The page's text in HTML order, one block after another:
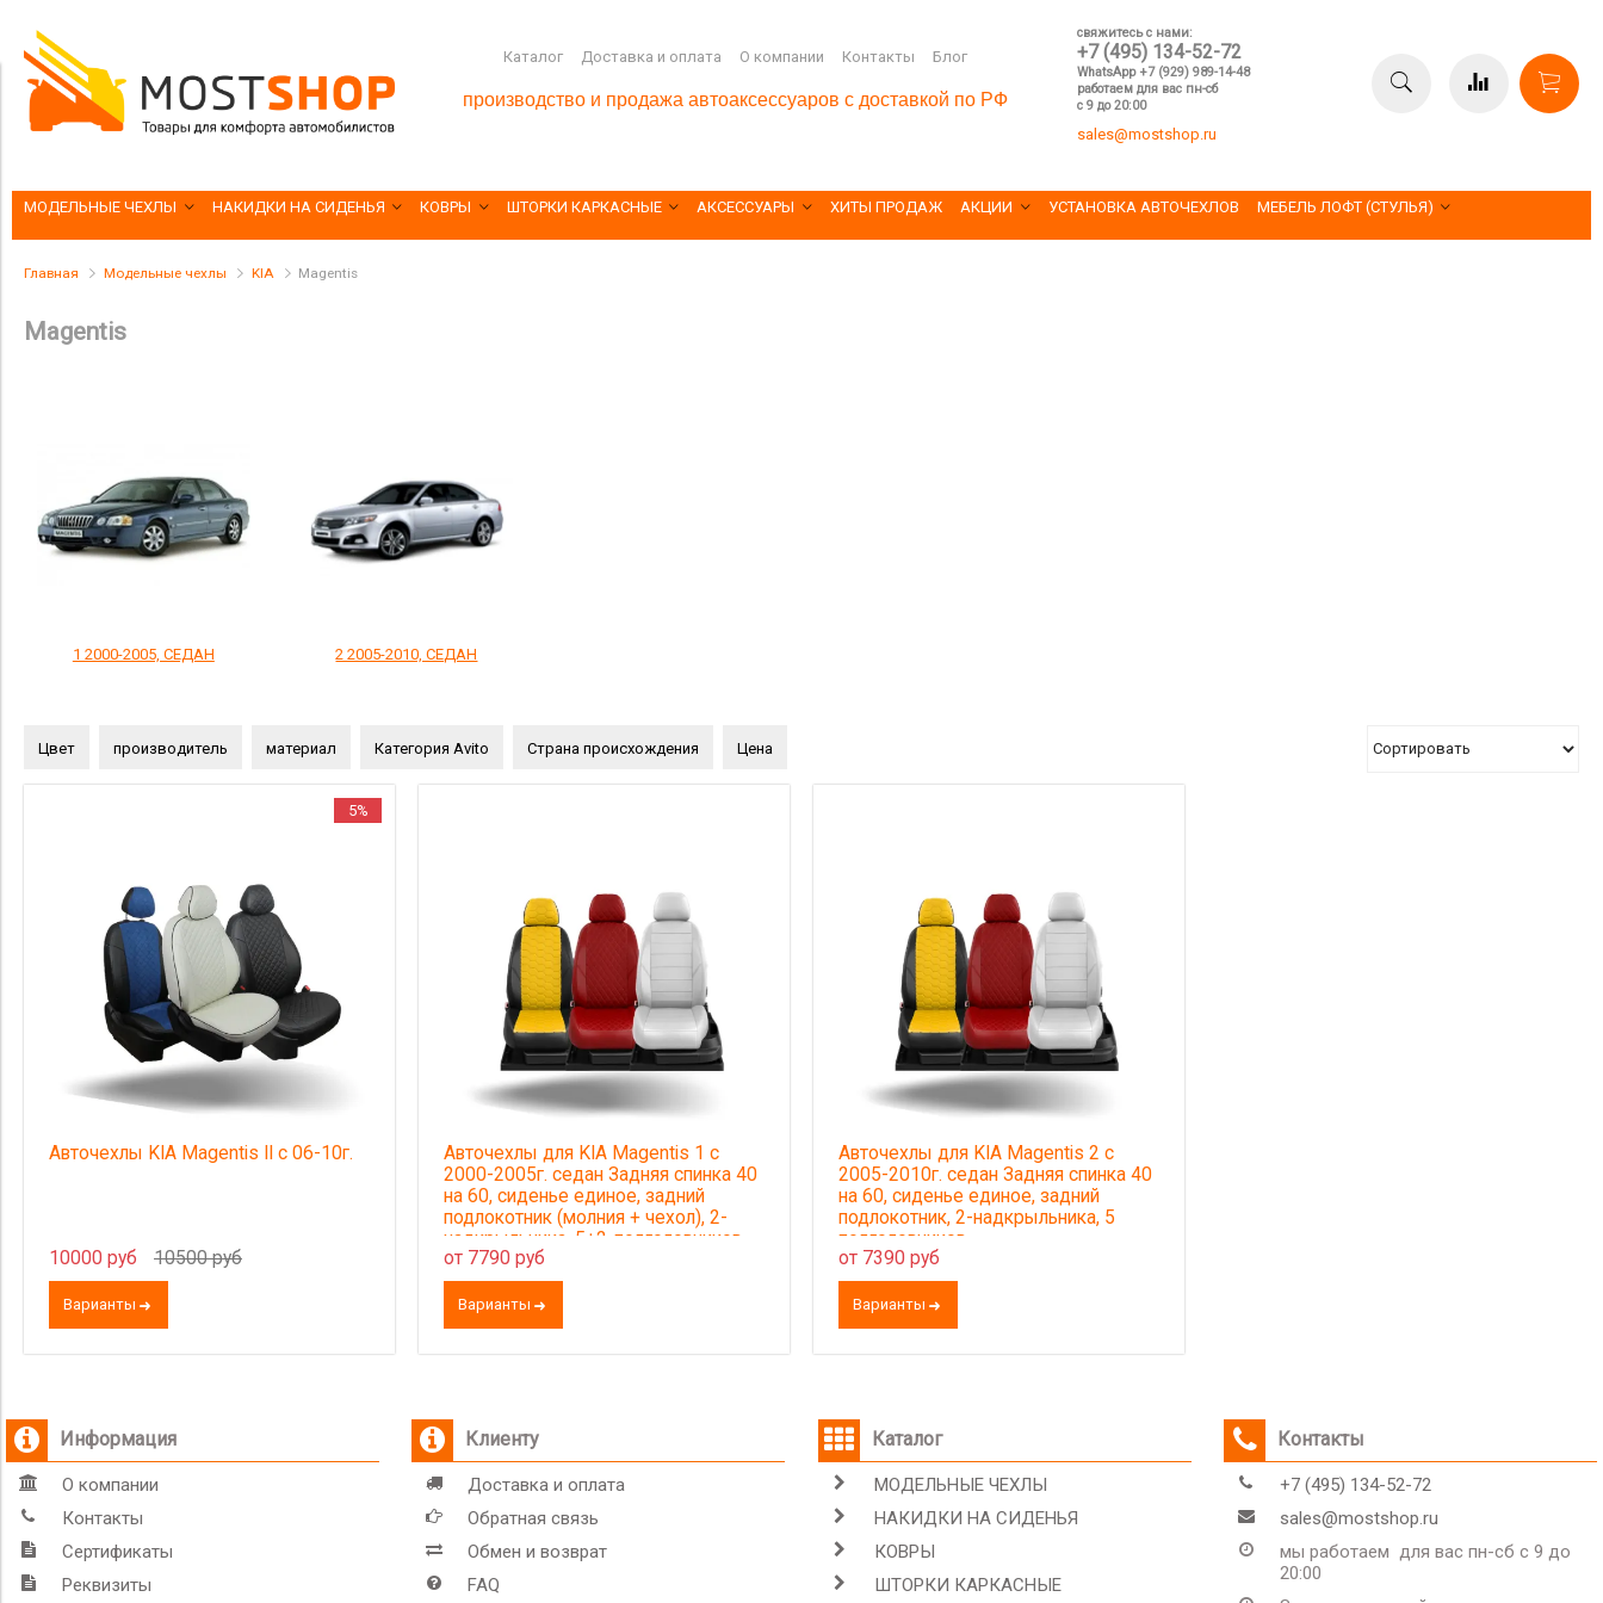
Каталог Доставка и оплата О компании Контакты Блог
производство и продажа автоаксессуаров с доставкой по РФ
свяжитесь с нами:
+7 (495) 134-52-72
WhatsApp +7 (929) 989-14-48
работаем для вас пн-сб
с 9 до 20:00
sales@mostshop.ru
МОДЕЛЬНЫЕ ЧЕХЛЫ НАКИДКИ НА СИДЕНЬЯ КОВРЫ ШТОРКИ КАРКАСНЫЕ АКСЕССУАРЫ ХИТЫ ПРОДАЖ АКЦИИ УСТАНОВКА АВТОЧЕХЛОВ МЕБЕЛЬ ЛОФТ (СТУЛЬЯ)
Главная Модельные чехлы KIA Magentis
Magentis
1 2000-2005, СЕДАН 2 2005-2010, СЕДАН
Цвет производитель материал Категория Avito Страна происхождения Цена
5%
Авточехлы KIA Magentis II с 06-10г.
10000 руб 10500 руб
Варианты
Авточехлы для KIA Magentis 1 с
2000-2005г. седан Задняя спинка 40
на 60, сиденье единое, задний
подлокотник (молния + чехол), 2-
надкрыльника, 5+2-подголовников
(без отверстий под задние подгол-
ки)
от 7790 руб
Варианты
Авточехлы для KIA Magentis 2 с
2005-2010г. седан Задняя спинка 40
на 60, сиденье единое, задний
подлокотник, 2-надкрыльника, 5
подголовников
от 7390 руб
Варианты
Информация
О компании
Контакты
Сертификаты
Реквизиты
Клиенту
Доставка и оплата
Обратная связь
Обмен и возврат
FAQ
Каталог
МОДЕЛЬНЫЕ ЧЕХЛЫ
НАКИДКИ НА СИДЕНЬЯ
КОВРЫ
ШТОРКИ КАРКАСНЫЕ
Контакты
+7 (495) 134-52-72
sales@mostshop.ru
мы работаем для вас пн-сб с 9 до
20:00